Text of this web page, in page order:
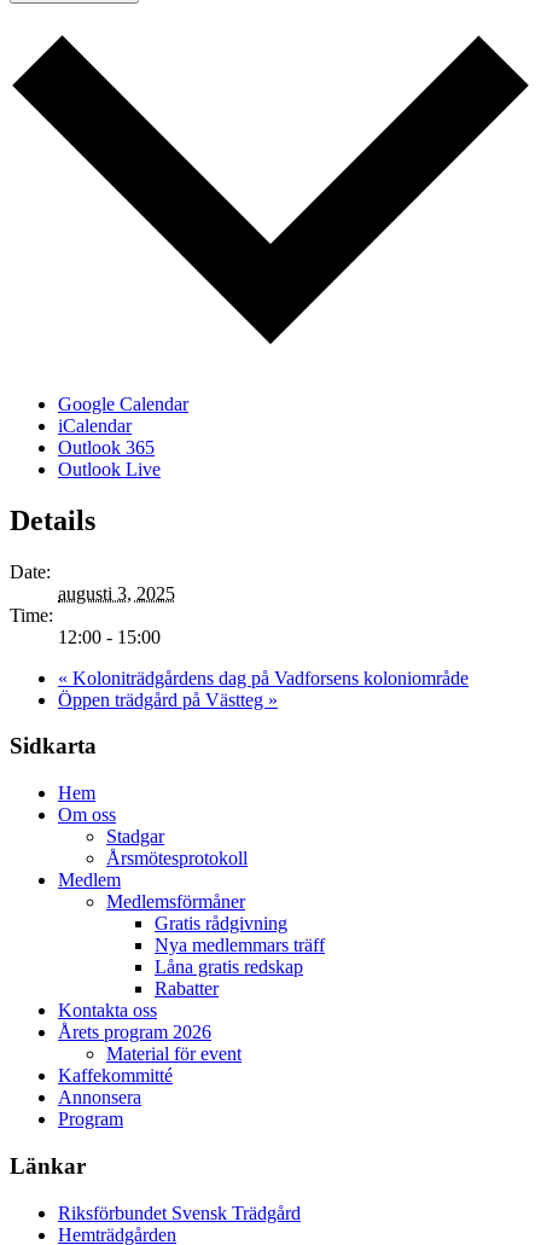
Google Calendar
iCalendar
Outlook 365
Outlook Live
Details
Date:
augusti 3, 2025
Time:
12:00 - 15:00
« Koloniträdgårdens dag på Vadforsens koloniområde
Öppen trädgård på Västteg »
Sidkarta
Hem
Om oss
Stadgar
Årsmötesprotokoll
Medlem
Medlemsförmåner
Gratis rådgivning
Nya medlemmars träff
Låna gratis redskap
Rabatter
Kontakta oss
Årets program 2026
Material för event
Kaffekommitté
Annonsera
Program
Länkar
Riksförbundet Svensk Trädgård
Hemträdgården